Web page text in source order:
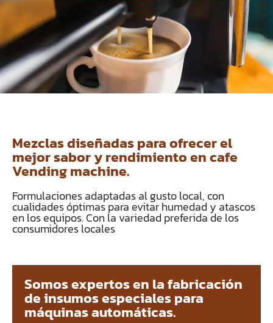
Somos expertos en la fabricación
de insumos especiales para
máquinas automáticas.
Mezclas diseñadas para ofrecer el
mejor sabor y rendimiento en cafe
Vending machine.
Formulaciones adaptadas al gusto local, con
cualidades óptimas para evitar humedad y atascos
en los equipos. Con la variedad preferida de los
consumidores locales